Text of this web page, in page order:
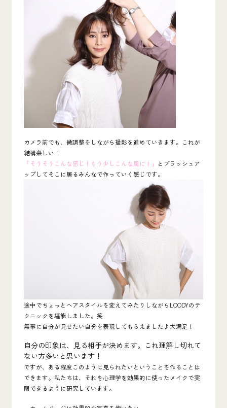
カメラ前でも、微調整をしながら撮影を進めていきます。これが
結構楽しい！
「そうそうこんな感じ！もう少しこんな風に！」 とブラッシュア
ップしてそこに居るみんなで作っていく感じです。
途中でちょっとヘアスタイルを変えてみたりしながらLOODYのテ
クニックを堪能しました。笑
無事に自分が見せたい自分を表現してもらえました♪大満足！
自分の印象は、見る相手が決めます。これ理解し切れて
ない方多いと思います！
ですが、ある程度このように見られたいということを作ることは
できます。私たちは、それを心理学を効果的に使ったメイクで実
限できるように研究しています。